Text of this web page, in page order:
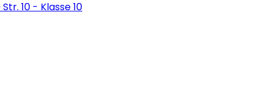
10 - Klasse 10